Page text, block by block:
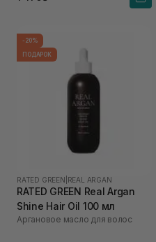
-20%
ПОДАРОК
RATED GREEN REAL ARGAN
RATED GREEN Real Argan
Shine Hair Oil 100 мл
Аргановое масло для волос